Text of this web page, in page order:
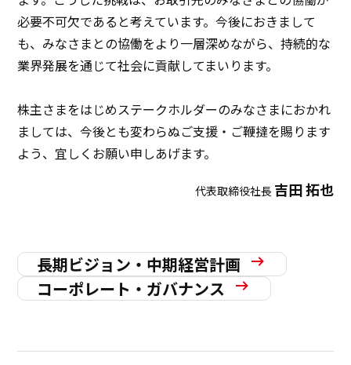
必要不可欠であると考えています。今後におきまして
も、みなさまとの協働をより一層深めながら、持続的な
業界発展を通じて社会に貢献してまいります。
株主さまをはじめステークホルダーのみなさまにおかれ
ましては、今後とも変わらぬご支援・ご鞭撻を賜ります
よう、宜しくお願い申しあげます。
代表取締役社長 吉田 拓也
長期ビジョン・中期経営計画
コーポレート・ガバナンス